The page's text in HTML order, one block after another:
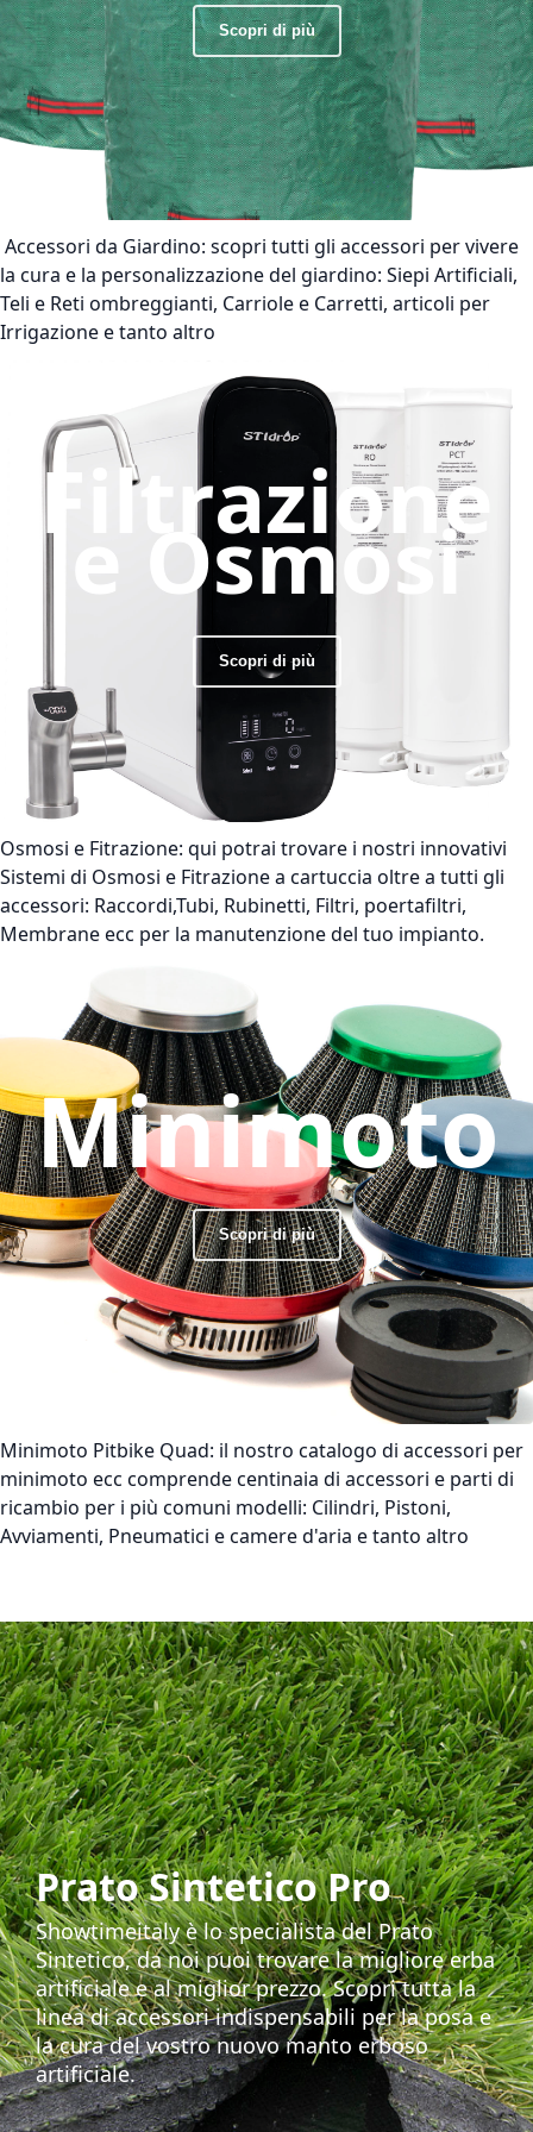
Scopri di più
Accessori da Giardino: scopri tutti gli accessori per vivere
la cura e la personalizzazione del giardino: Siepi Artificiali,
Teli e Reti ombreggianti, Carriole e Carretti, articoli per
Irrigazione e tanto altro
Filtrazione
e Osmosi
Scopri di più
Osmosi e Fitrazione: qui potrai trovare i nostri innovativi
Sistemi di Osmosi e Fitrazione a cartuccia oltre a tutti gli
accessori: Raccordi,Tubi, Rubinetti, Filtri, poertafiltri,
Membrane ecc per la manutenzione del tuo impianto.
Minimoto
Scopri di più
Minimoto Pitbike Quad: il nostro catalogo di accessori per
minimoto ecc comprende centinaia di accessori e parti di
ricambio per i più comuni modelli: Cilindri, Pistoni,
Avviamenti, Pneumatici e camere d'aria e tanto altro
Prato Sintetico Pro
Showtimeitaly è lo specialista del Prato
Sintetico, da noi puoi trovare la migliore erba
artificiale e al miglior prezzo. Scopri tutta la
linea di accessori indispensabili per la posa e
la cura del vostro nuovo manto erboso
artificiale.